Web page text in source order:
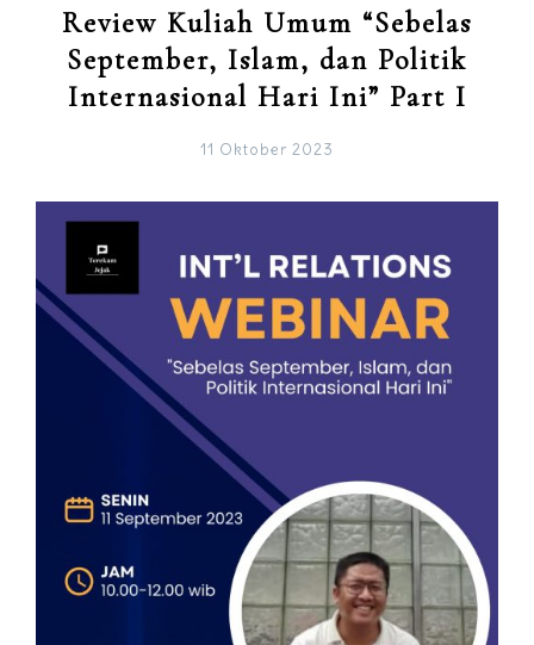
Review Kuliah Umum “Sebelas
September, Islam, dan Politik
Internasional Hari Ini” Part I
11 Oktober 2023